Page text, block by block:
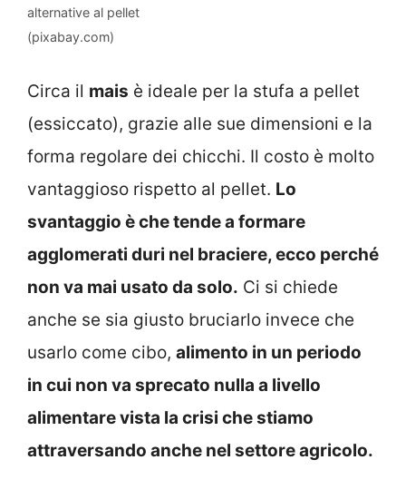
alternative al pellet
(pixabay.com)
Circa il mais è ideale per la stufa a pellet
(essiccato), grazie alle sue dimensioni e la
forma regolare dei chicchi. Il costo è molto
vantaggioso rispetto al pellet. Lo
svantaggio è che tende a formare
agglomerati duri nel braciere, ecco perché
non va mai usato da solo. Ci si chiede
anche se sia giusto bruciarlo invece che
usarlo come cibo, alimento in un periodo
in cui non va sprecato nulla a livello
alimentare vista la crisi che stiamo
attraversando anche nel settore agricolo.